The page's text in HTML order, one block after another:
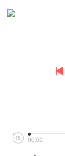
00:00